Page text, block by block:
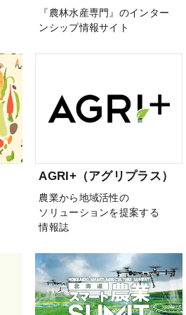
『農林水産専門』のインター
ンシップ情報サイト
AGRI+（アグリプラス）
農業から地域活性の
ソリューションを提案する
情報誌